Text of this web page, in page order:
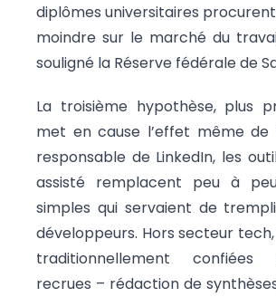
diplômes universitaires
moindre sur le marché du
souligné la Réserve fédérale de
La troisième hypothèse, plus
met en cause l’effet même de
responsable de LinkedIn, les
assisté remplacent peu à
simples qui servaient de
développeurs. Hors secteur
traditionnellement confiées
recrues – rédaction de